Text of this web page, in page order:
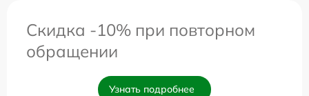
Скидка -10% при повторном
обращении
Узнать подробнее